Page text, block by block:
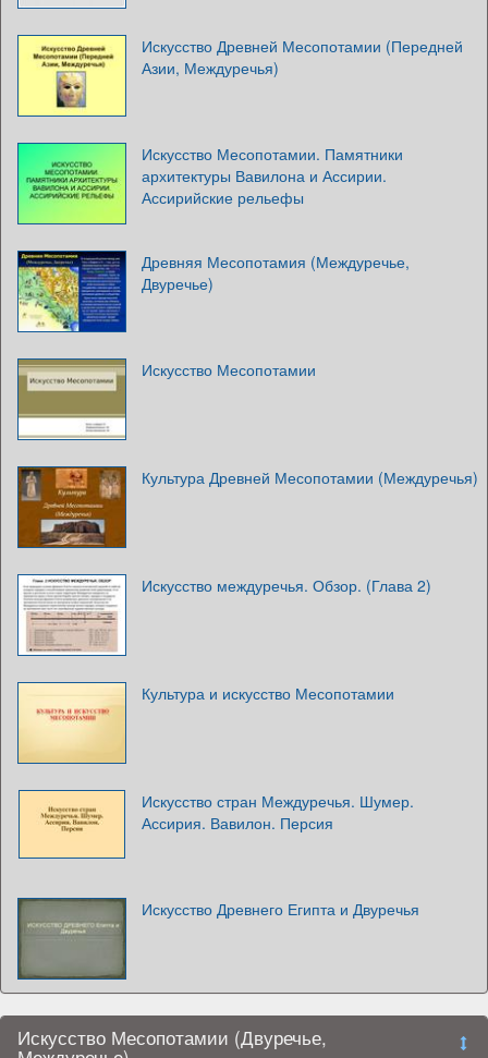
Искусство Древней Месопотамии (Передней
Азии, Междуречья)
Искусство Месопотамии. Памятники
архитектуры Вавилона и Ассирии.
Ассирийские рельефы
Древняя Месопотамия (Междуречье,
Двуречье)
Искусство Месопотамии
Культура Древней Месопотамии (Междуречья)
Искусство междуречья. Обзор. (Глава 2)
Культура и искусство Месопотамии
Искусство стран Междуречья. Шумер.
Ассирия. Вавилон. Персия
Искусство Древнего Египта и Двуречья
Искусство Месопотамии (Двуречье,